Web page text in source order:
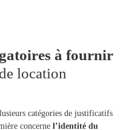
à fournir
location
catégories de justificatifs
concerne l’identité du